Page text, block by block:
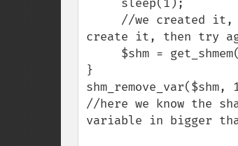
create it, then try
}
shm_remove_var($shm,
//here we know the
variable in bigger